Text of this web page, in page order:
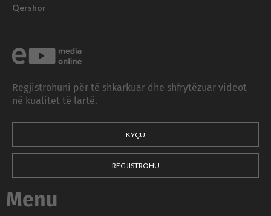
Qershor
Regjistrohuni për të shkarkuar dhe shfrytëzuar videot
në kualitet të lartë.
KYÇU
REGJISTROHU
Menu